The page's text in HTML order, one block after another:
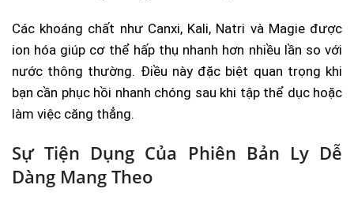
Các khoáng chất như Canxi, Kali, Natri và Magie được
ion hóa giúp cơ thể hấp thụ nhanh hơn nhiều lần so với
nước thông thường. Điều này đặc biệt quan trọng khi
bạn cần phục hồi nhanh chóng sau khi tập thể dục hoặc
làm việc căng thẳng.
Sự Tiện Dụng Của Phiên Bản Ly Dễ
Dàng Mang Theo